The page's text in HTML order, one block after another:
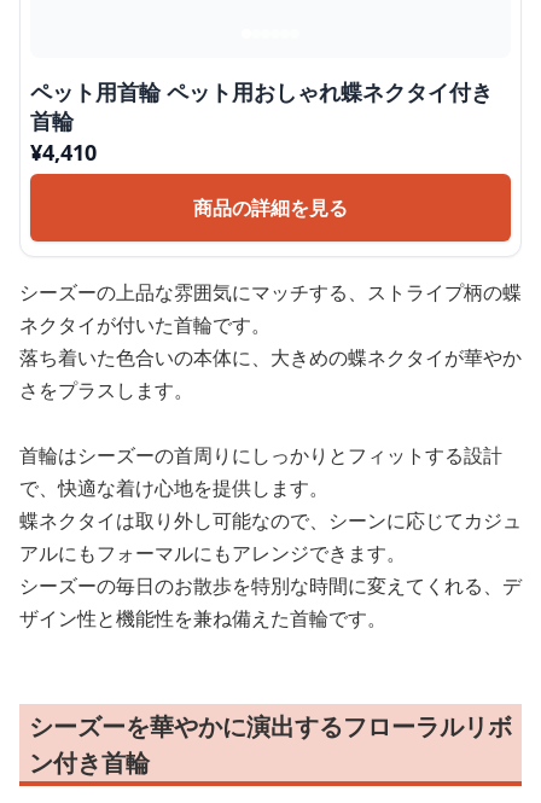
ペット用首輪 ペット用おしゃれ蝶ネクタイ付き
首輪
¥4,410
商品の詳細を見る
シーズーの上品な雰囲気にマッチする、ストライプ柄の蝶
ネクタイが付いた首輪です。
落ち着いた色合いの本体に、大きめの蝶ネクタイが華やか
さをプラスします。
首輪はシーズーの首周りにしっかりとフィットする設計
で、快適な着け心地を提供します。
蝶ネクタイは取り外し可能なので、シーンに応じてカジュ
アルにもフォーマルにもアレンジできます。
シーズーの毎日のお散歩を特別な時間に変えてくれる、デ
ザイン性と機能性を兼ね備えた首輪です。
シーズーを華やかに演出するフローラルリボ
ン付き首輪